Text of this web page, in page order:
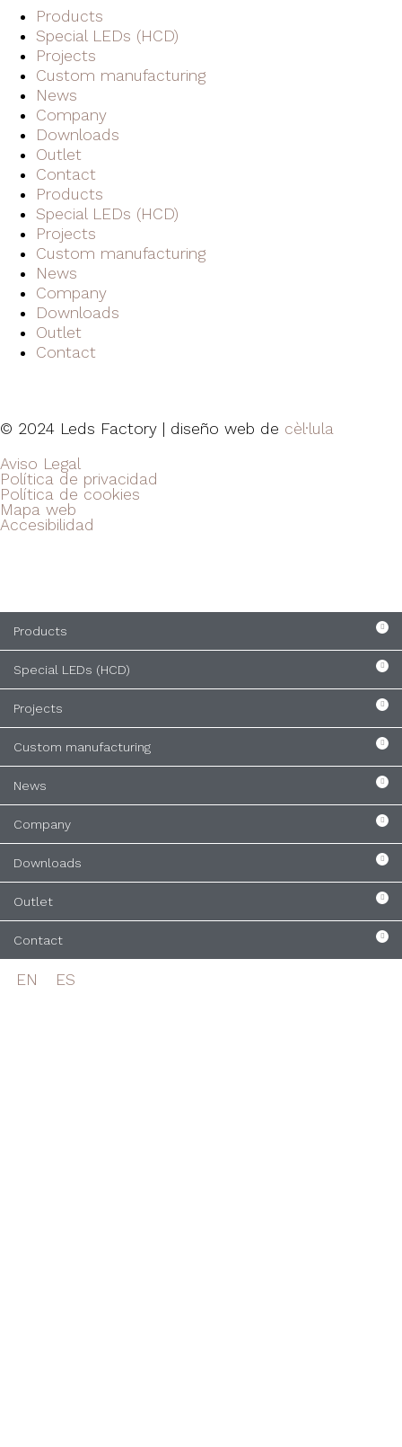
Products
Special LEDs (HCD)
Projects
Custom manufacturing
News
Company
Downloads
Outlet
Contact
Products
Special LEDs (HCD)
Projects
Custom manufacturing
News
Company
Downloads
Outlet
Contact
© 2024 Leds Factory | diseño web de cèl·lula
Aviso Legal
Política de privacidad
Política de cookies
Mapa web
Accesibilidad
Products
Special LEDs (HCD)
Projects
Custom manufacturing
News
Company
Downloads
Outlet
Contact
EN ES